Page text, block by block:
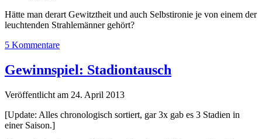
Hätte man derart Gewitztheit und auch Selbstironie je von einem der
leuchtenden Strahlemänner gehört?
5 Kommentare
Gewinnspiel: Stadiontausch
Veröffentlicht am 24. April 2013
[Update: Alles chronologisch sortiert, gar 3x gab es 3 Stadien in
einer Saison.]